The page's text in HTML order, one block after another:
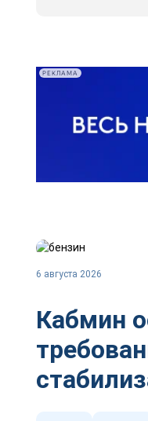
РЕКЛАМА
6 августа 2026
Кабмин